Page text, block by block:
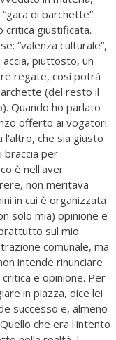
di barchette”.
critica giustificata.
“valenza culturale”,
piuttosto, un
regate, così potrà
(del resto il
Quando ho parlato
offerto ai vogatori:
l'altro, che sia giusto
braccia per
è nell'aver
non meritava
in cui è organizzata
solo mia) opinione e
sul mio
comunale, ma
intende rinunciare
e opinione. Per
in piazza, dice lei
successo e, almeno
che era l'intento